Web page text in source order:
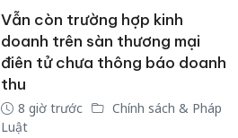
Vẫn còn trường hợp kinh
doanh trên sàn thương mại
điên tử chưa thông báo doanh
thu
8 giờ trước
Chính sách & Pháp
Luật